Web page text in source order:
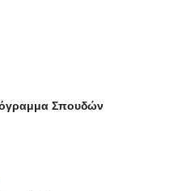
Σπουδών